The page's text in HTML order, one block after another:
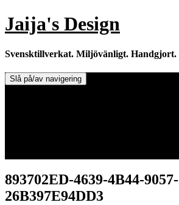
Hoppa
till
Jaija's Design
Svensktillverkat. Miljövänligt. Handgjort.
Slå på/av navigering
893702ED-4639-4B44-9057-
26B397E94DD3